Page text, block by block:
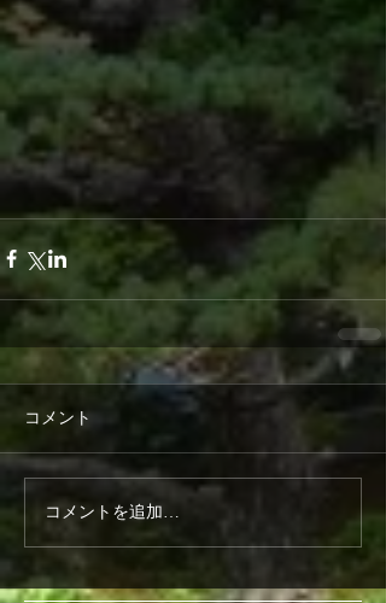
コメント
コメントを追加…